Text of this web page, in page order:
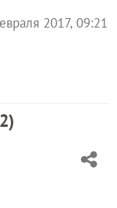
2017, 09:21
)